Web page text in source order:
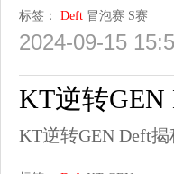
标签： Deft 冒泡赛 S赛
2024-09-15
KT逆转GEN
KT逆转GEN Deft